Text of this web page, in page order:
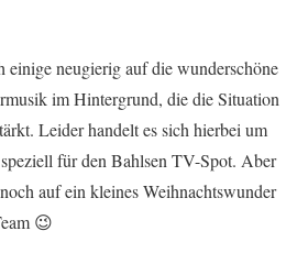
einige neugierig auf die wunderschöne
im Hintergrund, die die Situation
Leider handelt es sich hierbei um
für den Bahlsen TV-Spot. Aber
auf ein kleines Weihnachtswunder
😉